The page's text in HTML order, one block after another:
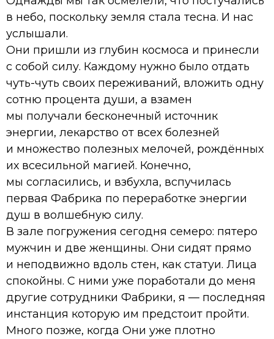
в небо, поскольку земля стала тесна. И нас
услышали.
Они пришли из глубин космоса и принесли
с собой силу. Каждому нужно было отдать
чуть-чуть своих переживаний, вложить одну
сотню процента души, а взамен
мы получали бесконечный источник
энергии, лекарство от всех болезней
и множество полезных мелочей, рождённых
их всесильной магией. Конечно,
мы согласились, и взбухла, вспучилась
первая Фабрика по переработке энергии
душ в волшебную силу.
В зале погружения сегодня семеро: пятеро
мужчин и две женщины. Они сидят прямо
и неподвижно вдоль стен, как статуи. Лица
спокойны. С ними уже поработали до меня
другие сотрудники Фабрики, я — последняя
инстанция которую им предстоит пройти.
Много позже, когда Они уже плотно